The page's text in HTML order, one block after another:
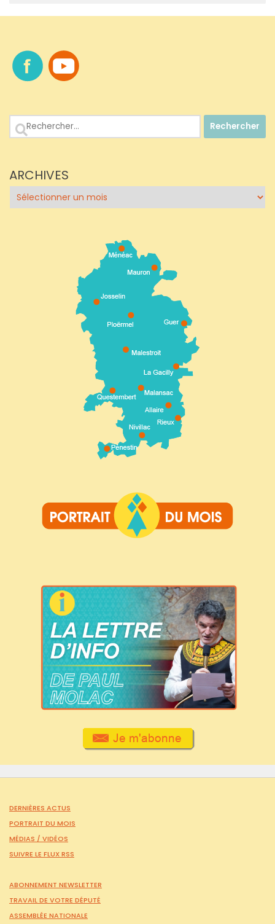
Rechercher :
ARCHIVES
Archives
DERNIÈRES ACTUS
PORTRAIT DU MOIS
MÉDIAS / VIDÉOS
SUIVRE LE FLUX RSS
ABONNEMENT NEWSLETTER
TRAVAIL DE VOTRE DÉPUTÉ
ASSEMBLÉE NATIONALE